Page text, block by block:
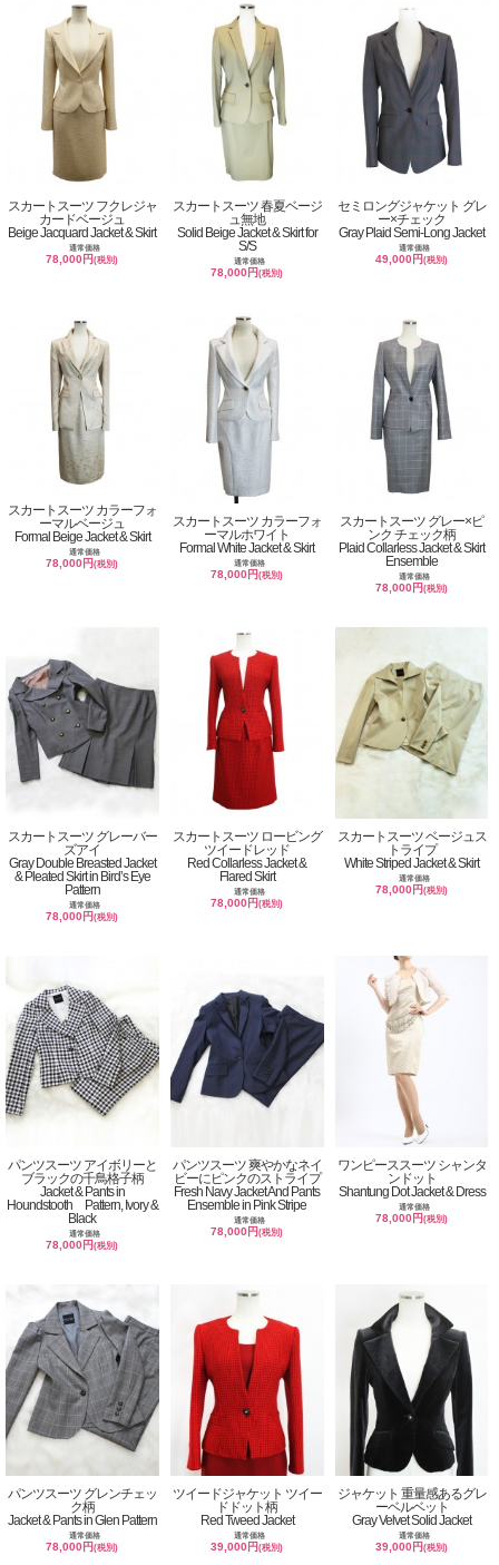
スカートスーツ フクレジャ
カードベージュ
Beige Jacquard Jacket & Skirt
通常価格
78,000円(税別)
スカートスーツ 春夏ベージ
ュ無地
Solid Beige Jacket & Skirt for
S/S
通常価格
78,000円(税別)
セミロングジャケット グレ
ー×チェック
Gray Plaid Semi-Long Jacket
通常価格
49,000円(税別)
スカートスーツ カラーフォ
ーマルベージュ
Formal Beige Jacket & Skirt
通常価格
78,000円(税別)
スカートスーツ カラーフォ
ーマルホワイト
Formal White Jacket & Skirt
通常価格
78,000円(税別)
スカートスーツ グレー×ピ
ンク チェック柄
Plaid Collarless Jacket & Skirt
Ensemble
通常価格
78,000円(税別)
スカートスーツ グレーバー
ズアイ
Gray Double Breasted Jacket
& Pleated Skirt in Bird’s Eye
Pattern
通常価格
78,000円(税別)
スカートスーツ ロービング
ツイードレッド
Red Collarless Jacket &
Flared Skirt
通常価格
78,000円(税別)
スカートスーツ ベージュス
トライプ
White Striped Jacket & Skirt
通常価格
78,000円(税別)
パンツスーツ アイボリーと
ブラックの千鳥格子柄
Jacket & Pants in
Houndstooth Pattern, Ivory &
Black
通常価格
78,000円(税別)
パンツスーツ 爽やかなネイ
ビーにピンクのストライプ
Fresh Navy Jacket And Pants
Ensemble in Pink Stripe
通常価格
78,000円(税別)
ワンピーススーツ シャンタ
ンドット
Shantung Dot Jacket & Dress
通常価格
78,000円(税別)
パンツスーツ グレンチェッ
ク柄
Jacket & Pants in Glen Pattern
通常価格
78,000円(税別)
ツイードジャケット ツイー
ドドット柄
Red Tweed Jacket
通常価格
39,000円(税別)
ジャケット 重量感あるグレ
ーベルベット
Gray Velvet Solid Jacket
通常価格
39,000円(税別)